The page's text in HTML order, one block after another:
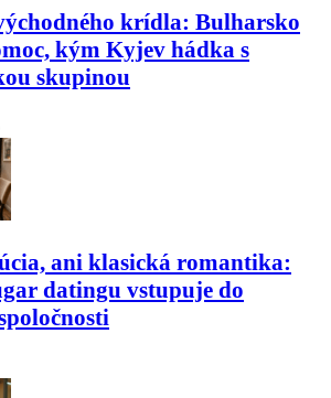
krídla: Bulharsko
kým Kyjev hádka s
skupinou
ani klasická romantika:
datingu vstupuje do